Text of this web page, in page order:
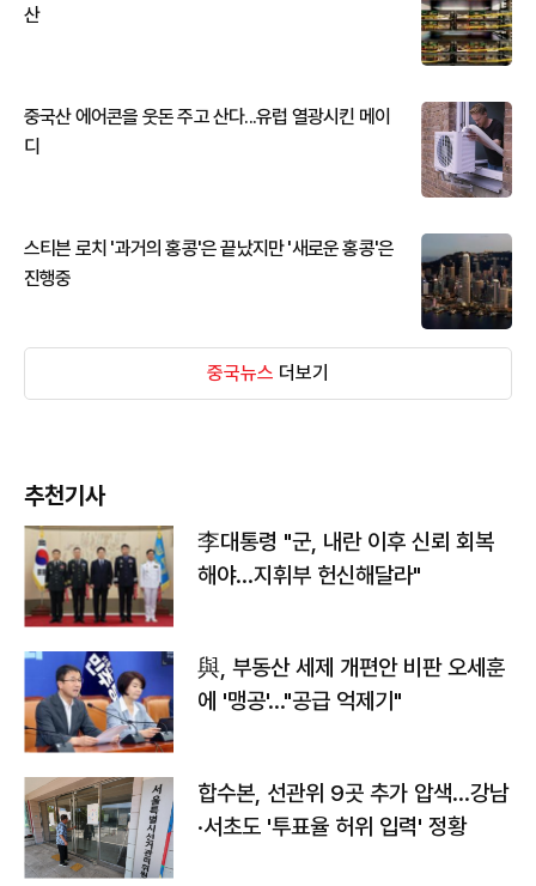
산
중국산 에어콘을 웃돈 주고 산다...유럽 열광시킨 메이
디
스티븐 로치 '과거의 홍콩'은 끝났지만 '새로운 홍콩'은
진행중
중국뉴스 더보기
추천기사
李대통령 "군, 내란 이후 신뢰 회복
해야…지휘부 헌신해달라"
與, 부동산 세제 개편안 비판 오세훈
에 '맹공'…"공급 억제기"
합수본, 선관위 9곳 추가 압색…강남
·서초도 '투표율 허위 입력' 정황